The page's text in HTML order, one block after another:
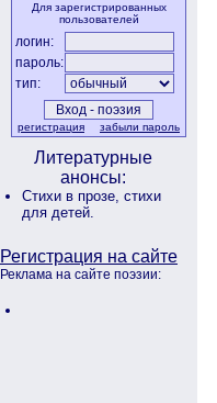
Для зарегистрированных
пользователей
логин:
пароль:
тип:
регистрация забыли пароль
Литературные
анонсы:
Стихи в прозе, стихи
для детей.
Регистрация на сайте
Реклама на сайте поэзии: